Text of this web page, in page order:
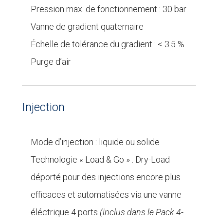
Pression max. de fonctionnement : 30 bar
Vanne de gradient quaternaire
Échelle de tolérance du gradient : < 3.5 %
Purge d’air
Injection
Mode d’injection : liquide ou solide
Technologie « Load & Go » : Dry-Load
déporté pour des injections encore plus
efficaces et automatisées via une vanne
éléctrique 4 ports (inclus dans le Pack 4-